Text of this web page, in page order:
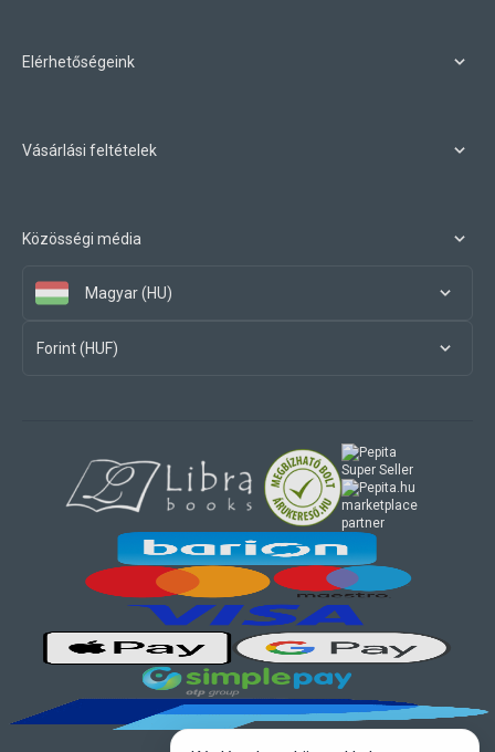
Elérhetőségeink
Vásárlási feltételek
Közösségi média
Magyar (HU)
Forint (HUF)
marketplace
partner